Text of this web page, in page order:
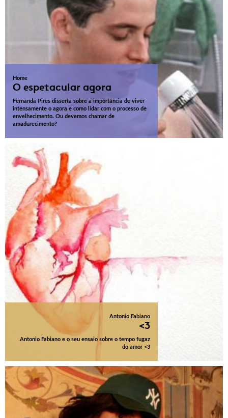
Home
O espetacular agora
Fernanda Pires disserta sobre a importância de viver
intensamente o agora e como lidar com o processo de
envelhecimento. Ou devemos chamar de
amadurecimento?
Antonio Fabiano
<3
Antonio Fabiano e o seu ensaio sobre o tempo fugaz
do amor <3